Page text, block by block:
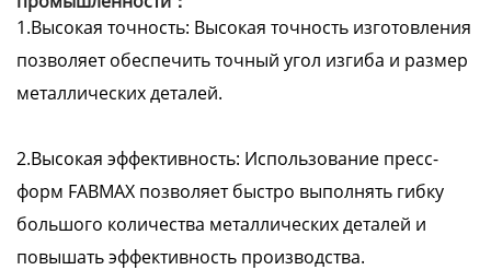
1.Высокая точность: Высокая точность изготовления
позволяет обеспечить точный угол изгиба и размер
металлических деталей.
2.Высокая эффективность: Использование пресс-
форм FABMAX позволяет быстро выполнять гибку
большого количества металлических деталей и
повышать эффективность производства.